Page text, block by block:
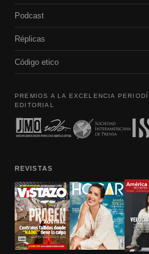
Podcast
Réplicas
Código etico
PREMIOS A LA EXCELENCIA
EDITORIAL
REVISTAS